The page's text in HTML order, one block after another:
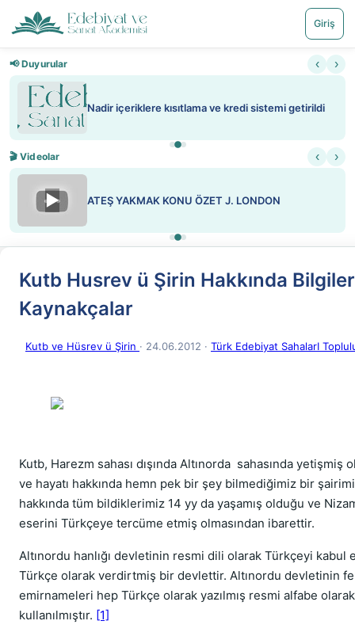
Giriş
📢 Duyurular ‹ ›
Nadir içeriklere kısıtlama ve kredi sistemi getirildi
🎬 Videolar ‹ ›
▶ ATEŞ YAKMAK KONU ÖZET J. LONDON
Kutb Husrev ü Şirin Hakkında
Kaynakçalar
Kutb ve Hüsrev ü Şirin · 24.06.2012 · Türk Edebiyat SahalarI
Kutb, Harezm sahası dışında Altınorda sahasında yetişmiş
ve hayatı hakkında hemn pek bir şey bilmediğimiz bir
hakkında tüm bildiklerimiz 14 yy da yaşamış olduğu ve
eserini Türkçeye tercüme etmiş olmasından ibarettir.
Altınordu hanlığı devletinin resmi dili olarak Türkçeyi
Türkçe olarak verdirtmiş bir devlettir. Altınordu devletinin
emirnameleri hep Türkçe olarak yazılmış resmi alfabe
kullanılmıştır. [1]